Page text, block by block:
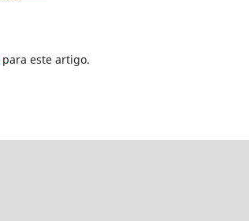
para este artigo.